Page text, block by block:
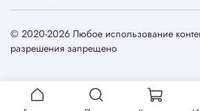
© 2020-2026 Любое использование
разрешения запрещено